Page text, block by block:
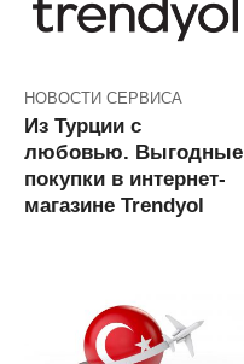
НОВОСТИ СЕРВИСА
Из Турции с
любовью. Выгодные
покупки в интернет-
магазине Trendyol